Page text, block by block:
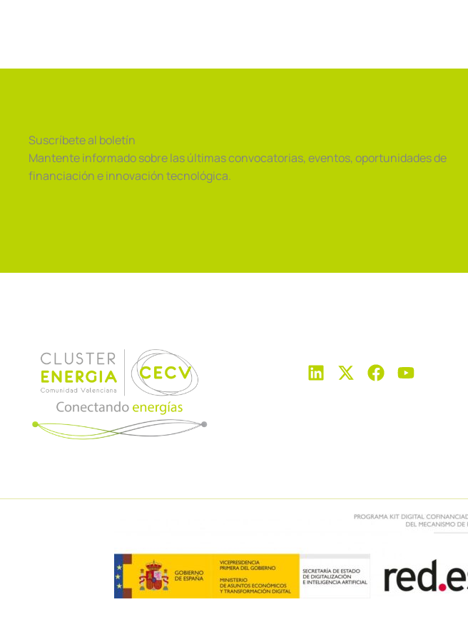
Suscríbete al boletín
Mantente informado sobre las últimas convocatorias, eventos, oportunidades de
financiación e innovación tecnológica.